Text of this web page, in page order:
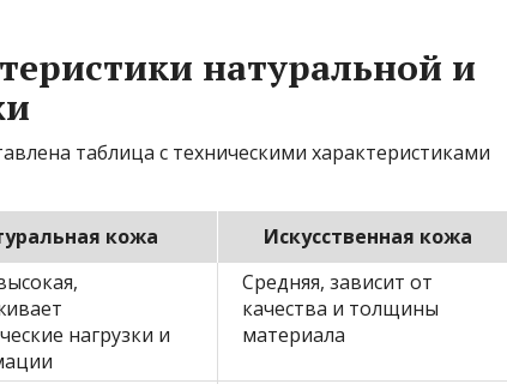
натуральной и
таблица с техническими характеристиками
кожа
Искусственная кожа
нагрузки и
Средняя, зависит от
качества и толщины
материала